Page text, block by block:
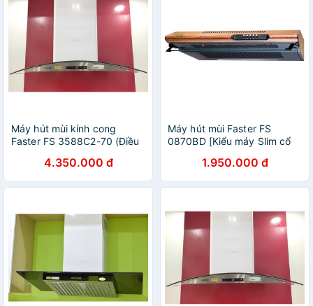
Máy hút mùi kính cong
Faster FS 3588C2-70 (Điều
Hút êm, Bảo Hành Chính
Hãng 2 Năm)
4.350.000 đ
Máy hút mùi Faster FS
0870BD [Kiểu máy Slim cổ
tĩnh điện giả vân gỗ, Bảo
Hành 24 tháng]
1.950.000 đ